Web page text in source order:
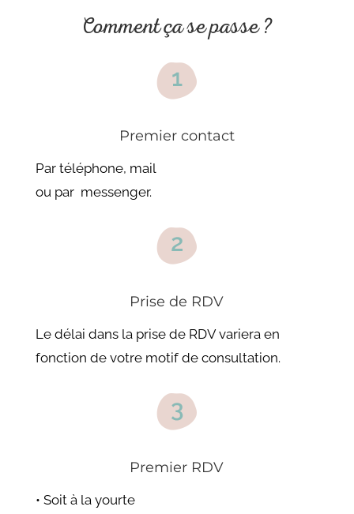
Comment ça se passe ?
Premier contact
Par téléphone, mail
ou par messenger.
Prise de RDV
Le délai dans la prise de RDV variera en
fonction de votre motif de consultation.
Premier RDV
• Soit à la yourte